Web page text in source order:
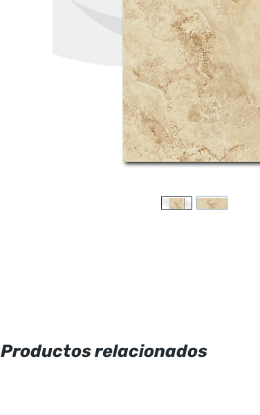
Productos relacionados